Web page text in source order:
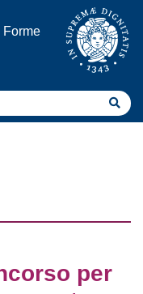
Forme
per